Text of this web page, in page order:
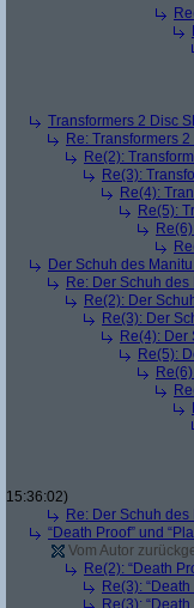
Transformers 2 Disc
Re: Transformers
Re(2):
Re(3):
Re(4):
Re(5):
Der Schuh des
Re: Der Schuh
Re(2): Der
Re(3): Der
Re(4): Der
Re(5):
15:36:02)
Re: Der Schuh
“Death Proof” und
Vom Autor
Re(2): “Death
Re(3):
Re(3):